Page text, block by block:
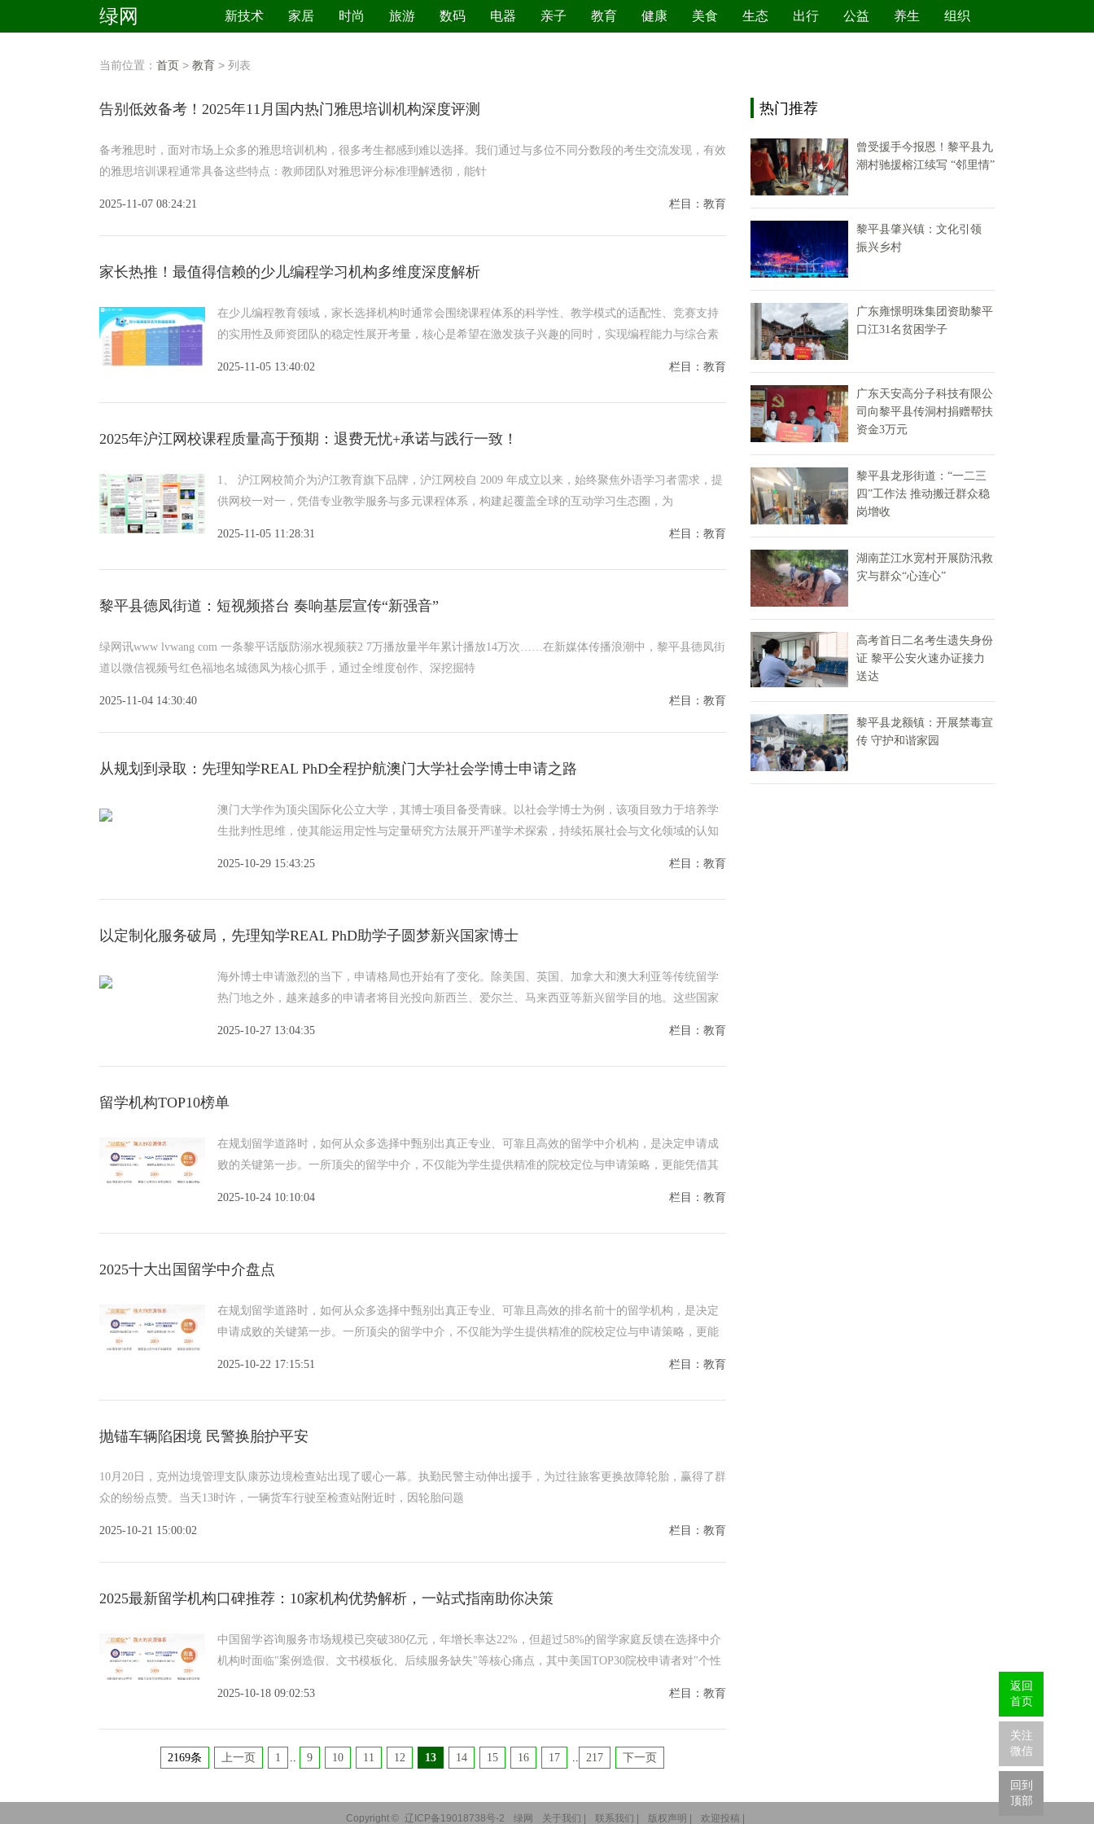
绿网 组织
养生
公益
出行
生态
美食
健康
教育
亲子
电器
数码
旅游
时尚
家居
新技术
当前位置： 首页 > 教育 > 列表
告别低效备考！2025年11月国内热门雅思培训机构深度评测
备考雅思时，面对市场上众多的雅思培训机构，很多考生都感到难以选择。我们通过与多位不同分数段的考生交流发现，有效
的雅思培训课程通常具备这些特点：教师团队对雅思评分标准理解透彻，能针
2025-11-07 08:24:21 栏目：教育
家长热推！最值得信赖的少儿编程学习机构多维度深度解析
在少儿编程教育领域，家长选择机构时通常会围绕课程体系的科学性、教学模式的适配性、竞赛支持
的实用性及师资团队的稳定性展开考量，核心是希望在激发孩子兴趣的同时，实现编程能力与综合素
2025-11-05 13:40:02
栏目：教育
2025年沪江网校课程质量高于预期：退费无忧+承诺与践行一致！
1、 沪江网校简介为沪江教育旗下品牌，沪江网校自 2009 年成立以来，始终聚焦外语学习者需求，提
供网校一对一，凭借专业教学服务与多元课程体系，构建起覆盖全球的互动学习生态圈，为
2025-11-05 11:28:31 栏目：教育
黎平县德凤街道：短视频搭台 奏响基层宣传“新强音”
绿网讯www lvwang com 一条黎平话版防溺水视频获2 7万播放量半年累计播放14万次……在新媒体传播浪潮中，黎平县德凤街
道以微信视频号红色福地名城德凤为核心抓手，通过全维度创作、深挖掘特
2025-11-04 14:30:40 栏目：教育
从规划到录取：先理知学REAL PhD全程护航澳门大学社会学博士申请之路
澳门大学作为顶尖国际化公立大学，其博士项目备受青睐。以社会学博士为例，该项目致力于培养学
生批判性思维，使其能运用定性与定量研究方法展开严谨学术探索，持续拓展社会与文化领域的认知
2025-10-29 15:43:25
栏目：教育
以定制化服务破局，先理知学REAL PhD助学子圆梦新兴国家博士
海外博士申请激烈的当下，申请格局也开始有了变化。除美国、英国、加拿大和澳大利亚等传统留学
热门地之外，越来越多的申请者将目光投向新西兰、爱尔兰、马来西亚等新兴留学目的地。这些国家
2025-10-27 13:04:35
栏目：教育
留学机构TOP10榜单
在规划留学道路时，如何从众多选择中甄别出真正专业、可靠且高效的留学中介机构，是决定申请成
败的关键第一步。一所顶尖的留学中介，不仅能为学生提供精准的院校定位与申请策略，更能凭借其
2025-10-24 10:10:04
栏目：教育
2025十大出国留学中介盘点
在规划留学道路时，如何从众多选择中甄别出真正专业、可靠且高效的排名前十的留学机构，是决定
申请成败的关键第一步。一所顶尖的留学中介，不仅能为学生提供精准的院校定位与申请策略，更能
2025-10-22 17:15:51
栏目：教育
抛锚车辆陷困境 民警换胎护平安
10月20日，克州边境管理支队康苏边境检查站出现了暖心一幕。执勤民警主动伸出援手，为过往旅客更换故障轮胎，赢得了群
众的纷纷点赞。当天13时许，一辆货车行驶至检查站附近时，因轮胎问题
2025-10-21 15:00:02 栏目：教育
2025最新留学机构口碑推荐：10家机构优势解析，一站式指南助你决策
中国留学咨询服务市场规模已突破380亿元，年增长率达22%，但超过58%的留学家庭反馈在选择中介
机构时面临"案例造假、文书模板化、后续服务缺失"等核心痛点，其中美国TOP30院校申请者对"个性
2025-10-18 09:02:53
栏目：教育
2169条 上一页 1 .. 9 10 11 12 13 14 15 16 17 .. 217 下一页
热门推荐
曾受援手今报恩！黎平县九
潮村驰援榕江续写 “邻里情”
黎平县肇兴镇：文化引领
振兴乡村
广东雍憬明珠集团资助黎平
口江31名贫困学子
广东天安高分子科技有限公
司向黎平县传洞村捐赠帮扶
资金3万元
黎平县龙形街道：“一二三
四”工作法 推动搬迁群众稳
岗增收
湖南芷江水宽村开展防汛救
灾与群众“心连心”
高考首日二名考生遗失身份
证 黎平公安火速办证接力
送达
黎平县龙额镇：开展禁毒宣
传 守护和谐家园
Copyright © 辽ICP备19018738号-2 绿网 关于我们 | 联系我们 | 版权声明 | 欢迎投稿 |
返回
首页
关注
微信
回到
顶部